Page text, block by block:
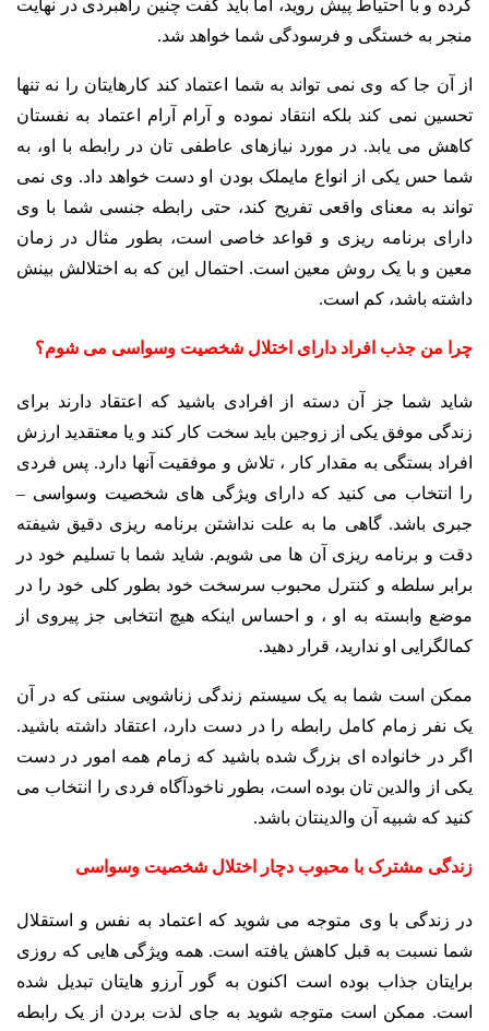
کرده و با احتیاط پیش روید، اما باید گفت چنین راهبردی در نهایت
منجر به خستگی و فرسودگی شما خواهد شد.
از آن جا که وی نمی تواند به شما اعتماد کند کارهایتان را نه تنها
تحسین نمی کند بلکه انتقاد نموده و آرام آرام اعتماد به نفستان
کاهش می یابد. در مورد نیازهای عاطفی تان در رابطه با او، به
شما حس یکی از انواع مایملک بودن او دست خواهد داد. وی نمی
تواند به معنای واقعی تفریح کند، حتی رابطه جنسی شما با وی
دارای برنامه ریزی و قواعد خاصی است، بطور مثال در زمان
معین و با یک روش معین است. احتمال این که به اختلالش بینش
داشته باشد، کم است.
چرا من جذب افراد دارای اختلال شخصیت وسواسی می شوم؟
شاید شما جز آن دسته از افرادی باشید که اعتقاد دارند برای
زندگی موفق یکی از زوجین باید سخت کار کند و یا معتقدید ارزش
افراد بستگی به مقدار کار ، تلاش و موفقیت آنها دارد. پس فردی
را انتخاب می کنید که دارای ویژگی های شخصیت وسواسی –
جبری باشد. گاهی ما به علت نداشتن برنامه ریزی دقیق شیفته
دقت و برنامه ریزی آن ها می شویم. شاید شما با تسلیم خود در
برابر سلطه و کنترل محبوب سرسخت خود بطور کلی خود را در
موضع وابسته به او ، و احساس اینکه هیچ انتخابی جز پیروی از
کمالگرایی او ندارید، قرار دهید.
ممکن است شما به یک سیستم زندگی زناشویی سنتی که در آن
یک نفر زمام کامل رابطه را در دست دارد، اعتقاد داشته باشید.
اگر در خانواده ای بزرگ شده باشید که زمام همه امور در دست
یکی از والدین تان بوده است، بطور ناخودآگاه فردی را انتخاب می
کنید که شبیه آن والدینتان باشد.
زندگی مشترک با محبوب دچار اختلال شخصیت وسواسی
در زندگی با وی متوجه می شوید که اعتماد به نفس و استقلال
شما نسبت به قبل کاهش یافته است. همه ویژگی هایی که روزی
برایتان جذاب بوده است اکنون به گور آرزو هایتان تبدیل شده
است. ممکن است متوجه شوید به جای لذت بردن از یک رابطه